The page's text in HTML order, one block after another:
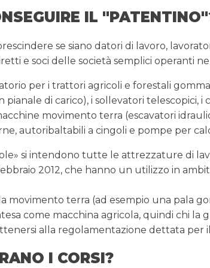
IL "PATENTINO"
se siano datori di lavoro,
e soci delle società semplici operanti
per i trattori agricoli e forestali
pianale di carico), i sollevatori telescopici, i
movimento terra (escavatori
autoribaltabili a cingoli e pompe per
si intendono tutte le attrezzature di
2012, che hanno un utilizzo in
movimento terra (ad esempio una pala
come macchina agricola, quindi chi la
alla regolamentazione dettata per
I CORSI?